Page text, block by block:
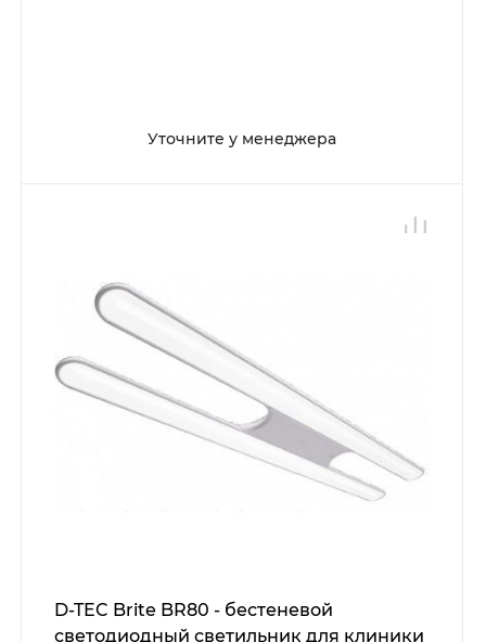
Уточните у менеджера
D-TEC Brite BR80 - бестеневой
светодиодный светильник для клиники